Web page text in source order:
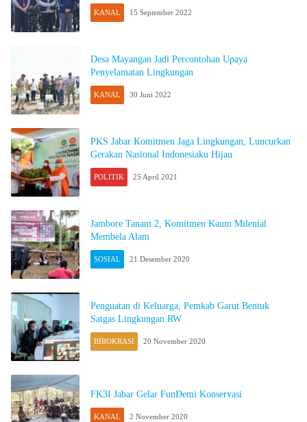
KANAL 15 September 2022
Desa Mayangan Jadi Percontohan Upaya
Penyelamatan Lingkungan
KANAL 30 Juni 2022
PKS Jabar Komitmen Jaga Lingkungan, Luncurkan
Gerakan Nasional Indonesiaku Hijau
POLITIK 25 April 2021
Jambore Tanam 2, Komitmen Kaum Milenial
Membela Alam
SOSIAL 21 Desember 2020
Penguatan di Keluarga, Pemkab Garut Bentuk
Satgas Lingkungan RW
BIROKRASI 20 November 2020
FK3I Jabar Gelar FunDemi Konservasi
KANAL 2 November 2020